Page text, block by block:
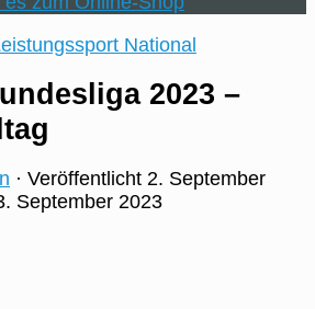
National
2023 –
· Veröffentlicht 2. September
September 2023